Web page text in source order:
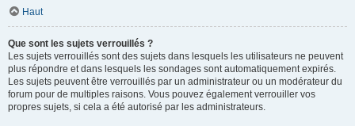
Haut
Que sont les sujets verrouillés ?
Les sujets verrouillés sont des sujets dans lesquels les utilisateurs ne peuvent
plus répondre et dans lesquels les sondages sont automatiquement expirés.
Les sujets peuvent être verrouillés par un administrateur ou un modérateur du
forum pour de multiples raisons. Vous pouvez également verrouiller vos
propres sujets, si cela a été autorisé par les administrateurs.